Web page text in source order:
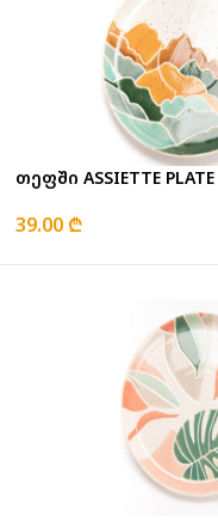
თეფში ASSIETTE PLATE
39.00 ₾